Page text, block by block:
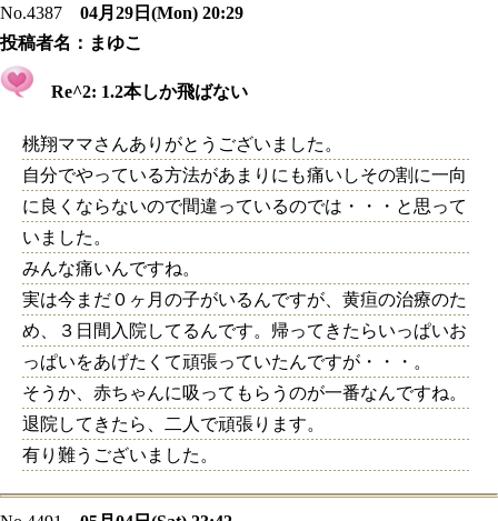
No.4387
04月29日(Mon) 20:29
投稿者名： まゆこ
Re^2: 1.2本しか飛ばない
桃翔ママさんありがとうございました。
自分でやっている方法があまりにも痛いしその割に一向
に良くならないので間違っているのでは・・・と思って
いました。
みんな痛いんですね。
実は今まだ０ヶ月の子がいるんですが、黄疸の治療のた
め、３日間入院してるんです。帰ってきたらいっぱいお
っぱいをあげたくて頑張っていたんですが・・・。
そうか、赤ちゃんに吸ってもらうのが一番なんですね。
退院してきたら、二人で頑張ります。
有り難うございました。